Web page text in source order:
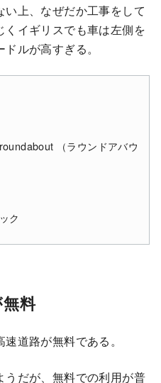
上、なぜだか工事をして
イギリスでも車は左側を
ルが高すぎる。
（ラウンドアバウ
ク
料
道路が無料である。
だが、無料での利用が普